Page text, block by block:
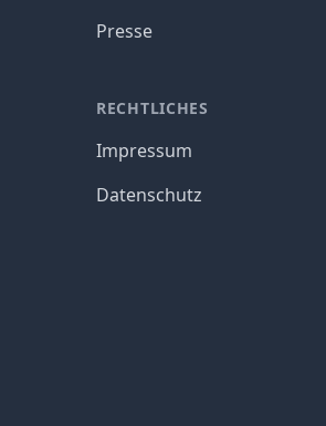
Presse
RECHTLICHES
Impressum
Datenschutz